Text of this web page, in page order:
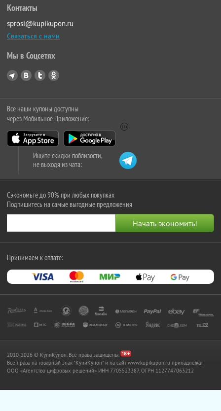
Контакты
sprosi@kupikupon.ru
Связаться с нами
Мы в Соцсетях
Все наши купоны доступны
через Мобильное Приложение:
Ищите скидки поблизости,
не выходя из чата:
Сэкономьте до 90% при любых покупках
Подпишитесь на самые выгодные предложения
Принимаем к оплате:
2010-2026 © КупиКупон. Все права защищены.
Все права на товарный знак "КупиКупон" и на сайт www.kupikupon.ru принадлежат
OOO «Агентство цифровых решений» ИНН 7705523387, ОГРН 1127747063212